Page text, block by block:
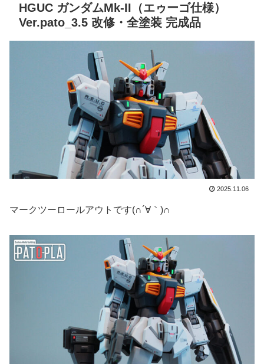
HGUC ガンダムMk-II（エゥーゴ仕様）
Ver.pato_3.5 改修・全塗装 完成品
2025.11.06
マークツーロールアウトです(∩´∀｀)∩